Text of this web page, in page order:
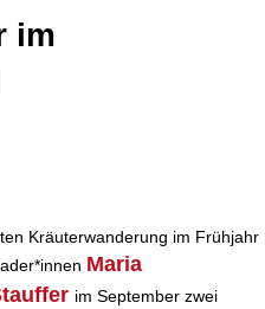
im
Kräuterwanderung im Frühjahr
Maria
im September zwei